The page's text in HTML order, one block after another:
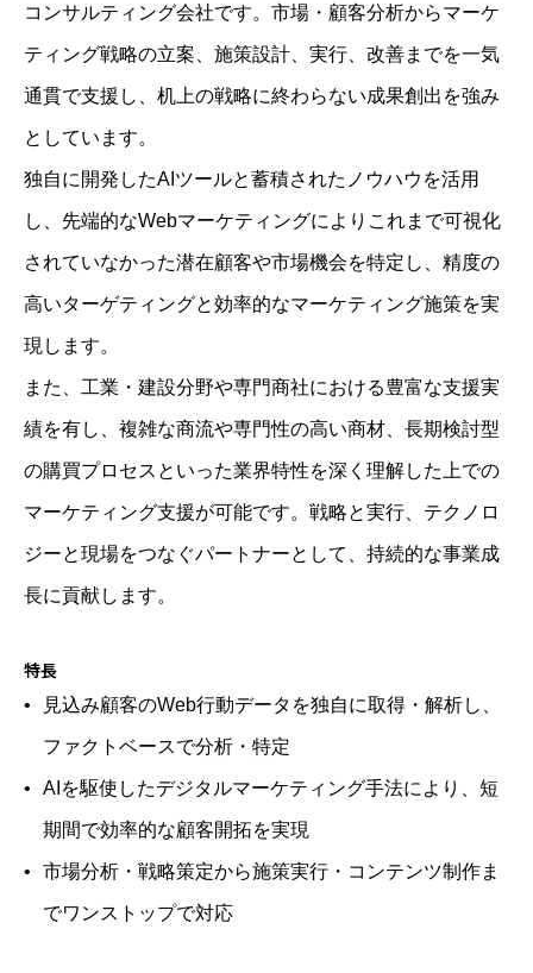
コンサルティング会社です。市場・顧客分析からマーケ
ティング戦略の立案、施策設計、実行、改善までを一気
通貫で支援し、机上の戦略に終わらない成果創出を強み
としています。
独自に開発したAIツールと蓄積されたノウハウを活用
し、先端的なWebマーケティングによりこれまで可視化
されていなかった潜在顧客や市場機会を特定し、精度の
高いターゲティングと効率的なマーケティング施策を実
現します。
また、工業・建設分野や専門商社における豊富な支援実
績を有し、複雑な商流や専門性の高い商材、長期検討型
の購買プロセスといった業界特性を深く理解した上での
マーケティング支援が可能です。戦略と実行、テクノロ
ジーと現場をつなぐパートナーとして、持続的な事業成
長に貢献します。
特長
見込み顧客のWeb行動データを独自に取得・解析し、
ファクトベースで分析・特定
AIを駆使したデジタルマーケティング手法により、短
期間で効率的な顧客開拓を実現
市場分析・戦略策定から施策実行・コンテンツ制作ま
でワンストップで対応